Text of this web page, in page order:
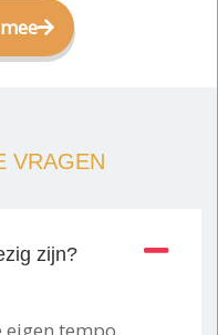
VRAGEN
zijn?